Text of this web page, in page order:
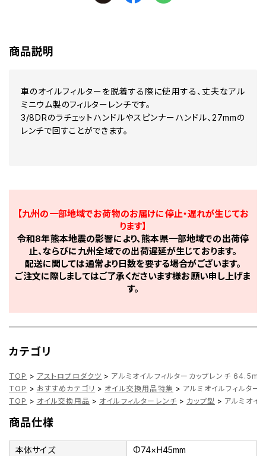
商品説明
車のオイルフィルターを脱着する際に使用する、丈夫なアル
ミニウム製のフィルターレンチです。
3/8DRのラチェットハンドルやスピンナーハンドル、27mmの
レンチで回すことができます。
【九州の一部地域でお荷物のお届けに停止・遅れが生じてお
ります】
令和8年熊本地震の影響により、熊本県一部地域での出荷停
止、ならびに九州全域での出荷遅延が生じております。
配送に関しては通常より日数を要する場合がございます。
ご注文に際しましてはご了承くださいます様お願い申し上げま
す。
カテゴリ
TOP > アストロプロダクツ > アルミオイルフィルターカップレンチ
TOP > おすすめカテゴリ > オイル交換用品特集 > アルミオイルフィルタ
TOP > オイル交換用品 > オイルフィルターレンチ > カップ型 > アルミオイ
商品仕様
本体サイズ
Φ74×H45mm